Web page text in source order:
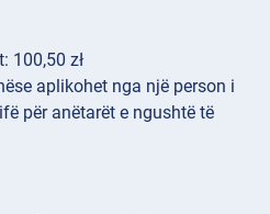
100,50 zł
aplikohet nga një person i
për anëtarët e ngushtë të